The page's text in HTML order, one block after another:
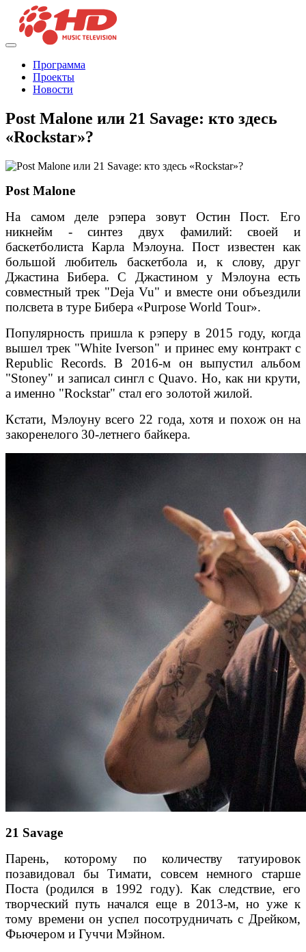
Программа
Проекты
Новости
Post Malone или 21 Savage: кто здесь
«Rockstar»?
Post Malone
На самом деле рэпера зовут Остин Пост. Его
никнейм - синтез двух фамилий: своей и
баскетболиста Карла Мэлоуна. Пост известен как
большой любитель баскетбола и, к слову, друг
Джастина Бибера. С Джастином у Мэлоуна есть
совместный трек "Deja Vu" и вместе они объездили
полсвета в туре Бибера «Purpose World Tour».
Популярность пришла к рэперу в 2015 году, когда
вышел трек "White Iverson" и принес ему контракт с
Republic Records. В 2016-м он выпустил альбом
"Stoney" и записал сингл с Quavo. Но, как ни крути,
а именно "Rockstar" стал его золотой жилой.
Кстати, Мэлоуну всего 22 года, хотя и похож он на
закоренелого 30-летнего байкера.
21 Savage
Парень, которому по количеству татуировок
позавидовал бы Тимати, совсем немного старше
Поста (родился в 1992 году). Как следствие, его
творческий путь начался еще в 2013-м, но уже к
тому времени он успел посотрудничать с Дрейком,
Фьючером и Гуччи Мэйном.